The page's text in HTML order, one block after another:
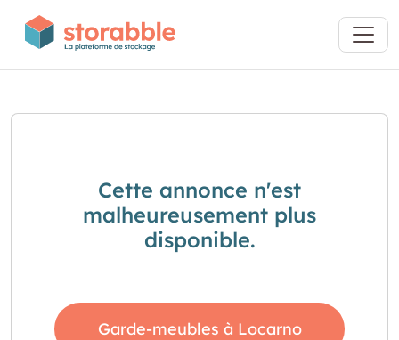
Cette annonce n'est
malheureusement plus
disponible.
Garde-meubles à Locarno